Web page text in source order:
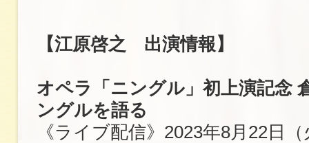
【江原啓之 出演情報】
オペラ「ニングル」初上演記念
ングルを語る
《ライブ配信》2023年8月22日